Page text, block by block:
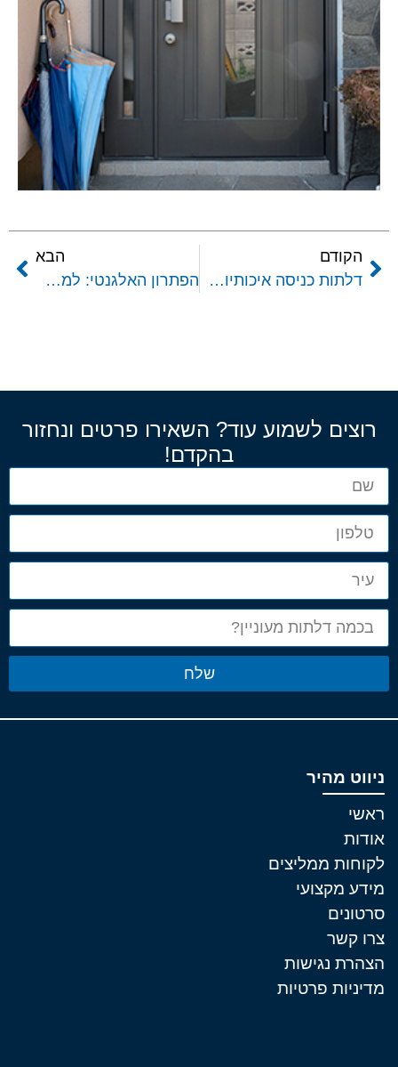
הקודם
דלתות כניסה איכותיות: איך מזהים מוצר שלא מתפשר על ביטחון ועיצוב?
הבא
הפתרון האלגנטי: למה דלת אסם כפולה משנה את כל חלל הבית?
רוצים לשמוע עוד? השאירו פרטים ונחזור
בהקדם!
שלח
ניווט מהיר
ראשי
אודות
לקוחות ממליצים
מידע מקצועי
סרטונים
צרו קשר
הצהרת נגישות
מדיניות פרטיות